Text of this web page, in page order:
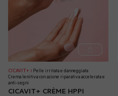
CICAVIT+ | Pelle irritata e danneggiata
Crema lenitiva con azione riparativa accelerata e
anti-segni
CICAVIT+ CRÈME HPPI